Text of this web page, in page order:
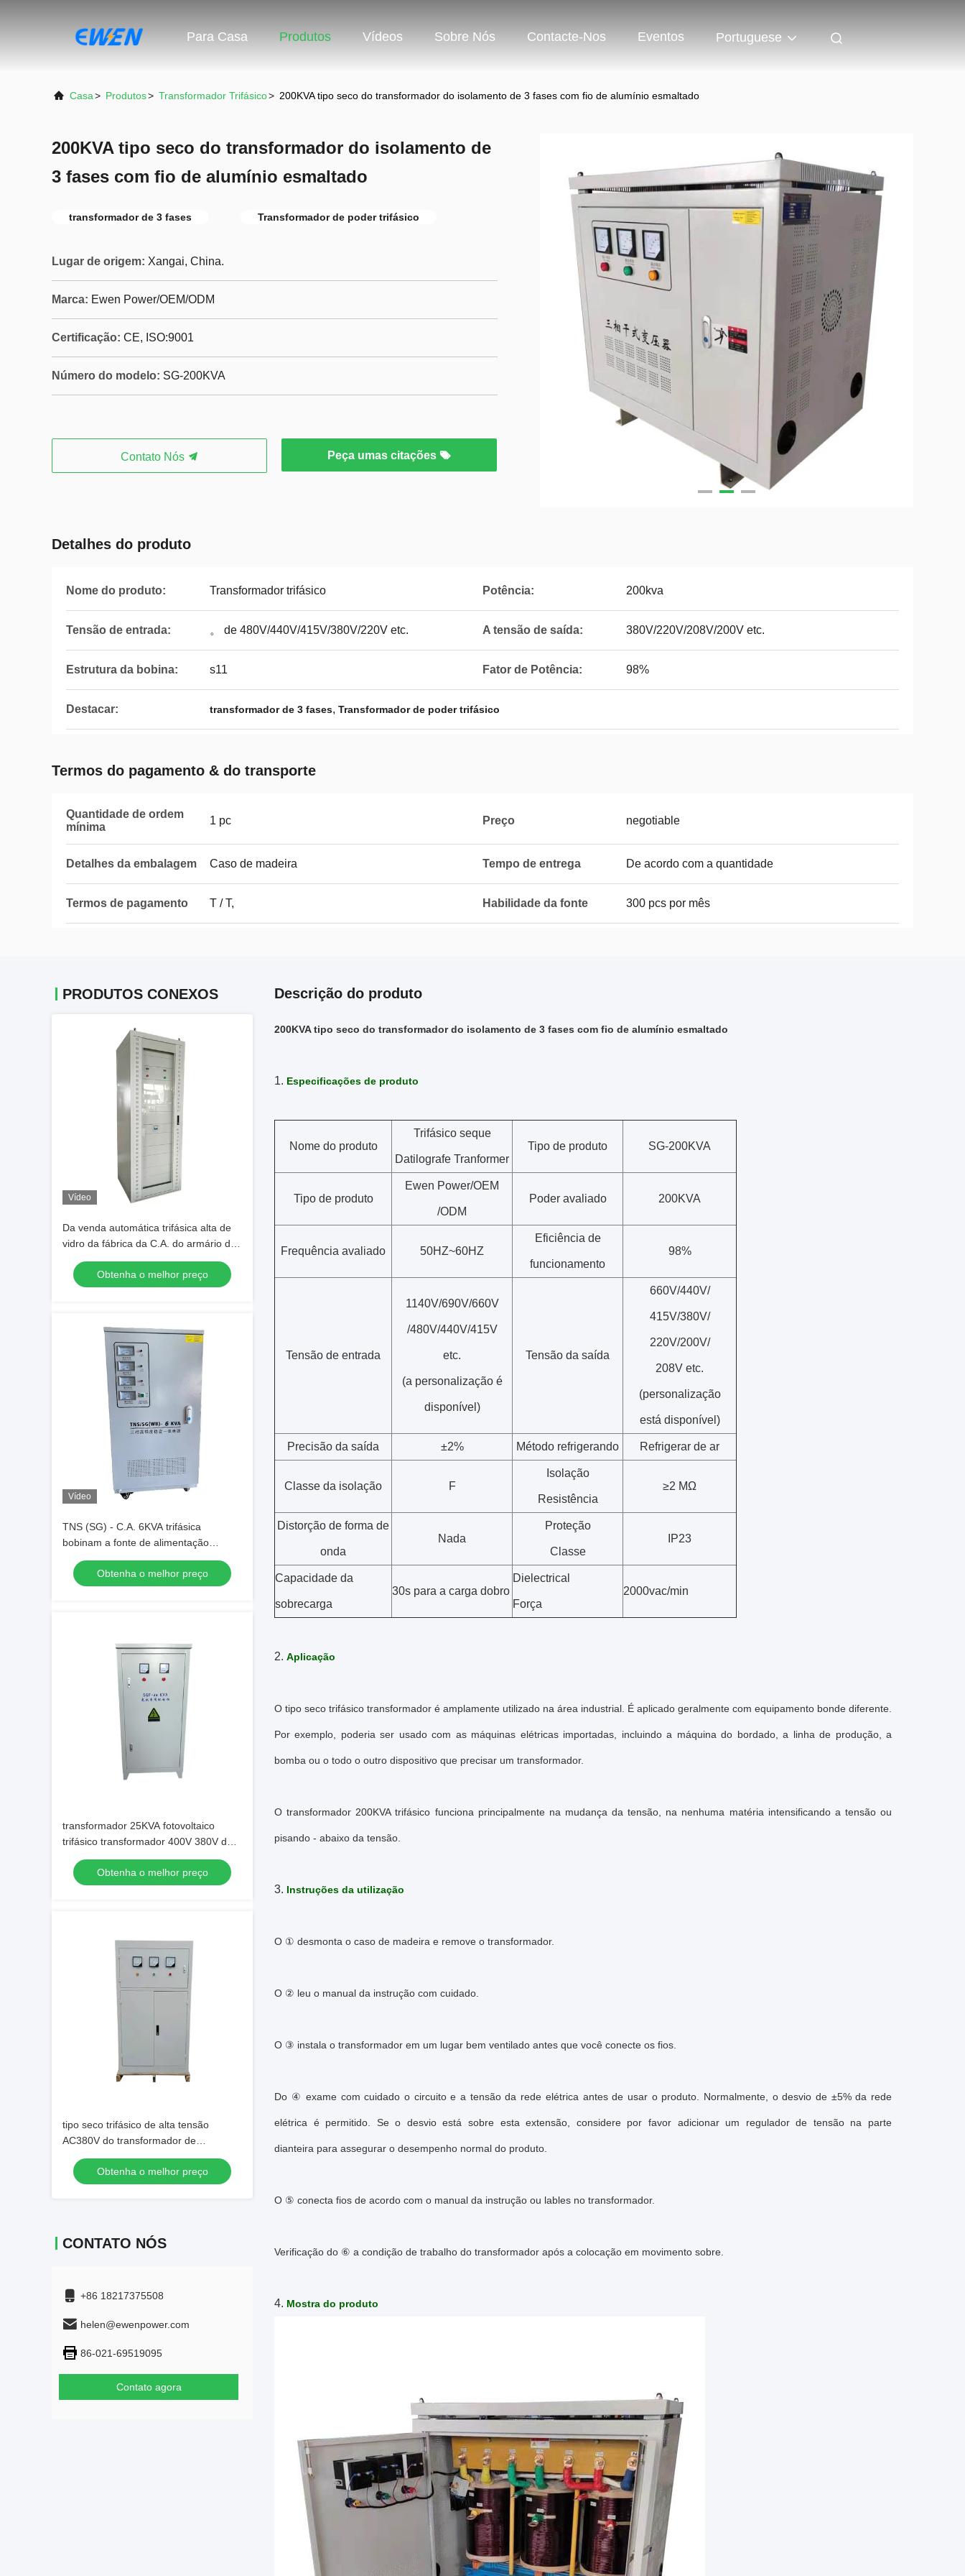
Para Casa Produtos Vídeos Sobre Nós Contacte-Nos Eventos Portuguese
Casa> Produtos> Transformador Trifásico> 200KVA tipo seco do transformador do isolamento de 3 fases com fio de alumínio esmaltado
200KVA tipo seco do transformador do isolamento de
3 fases com fio de alumínio esmaltado
transformador de 3 fases Transformador de poder trifásico
Lugar de origem: Xangai, China.
Marca: Ewen Power/OEM/ODM
Certificação: CE, ISO:9001
Número do modelo: SG-200KVA
Contato Nós Peça umas citações
Detalhes do produto
Nome do produto: Transformador trifásico Potência: 200kva
Tensão de entrada: 。 de 480V/440V/415V/380V/220V etc. A tensão de saída: 380V/220V/208V/200V etc.
Estrutura da bobina: s11 Fator de Potência: 98%
Destacar: transformador de 3 fases, Transformador de poder trifásico
Termos do pagamento & do transporte
Quantidade de ordem
mínima
1 pc Preço negotiable
Detalhes da embalagem Caso de madeira Tempo de entrega De acordo com a quantidade
Termos de pagamento T / T, Habilidade da fonte 300 pcs por mês
PRODUTOS CONEXOS
Vídeo
Da venda automática trifásica alta de
vidro da fábrica da C.A. do armário de
WB-40KVA transformador de
regulamento da tensão
Obtenha o melhor preço
Vídeo
TNS (SG) - C.A. 6KVA trifásica
bobinam a fonte de alimentação
automática de Ragulated
Obtenha o melhor preço
transformador 25KVA fotovoltaico
trifásico transformador 400V 380V do
isolamento de 3 fases
Obtenha o melhor preço
tipo seco trifásico de alta tensão
AC380V do transformador de
retificador 140KVA a DC275V
Obtenha o melhor preço
CONTATO NÓS
+86 18217375508
helen@ewenpower.com
86-021-69519095
Contato agora
Descrição do produto
200KVA tipo seco do transformador do isolamento de 3 fases com fio de alumínio esmaltado
1. Especificações de produto
Nome do produto
Trifásico seque
Datilografe Tranformer
Tipo de produto SG-200KVA
Tipo de produto
Ewen Power/OEM
/ODM
Poder avaliado 200KVA
Frequência avaliado 50HZ~60HZ
Eficiência de
funcionamento
98%
Tensão de entrada
1140V/690V/660V
/480V/440V/415V
etc.
(a personalização é
disponível)
Tensão da saída
660V/440V/
415V/380V/
220V/200V/
208V etc.
(personalização
está disponível)
Precisão da saída ±2% Método refrigerando Refrigerar de ar
Classe da isolação F
Isolação
Resistência
≥2 MΩ
Distorção de forma de
onda
Nada
Proteção
Classe
IP23
Capacidade da
sobrecarga
30s para a carga dobro
Dielectrical
Força
2000vac/min
2. Aplicação
O tipo seco trifásico transformador é amplamente utilizado na área industrial. É aplicado geralmente com equipamento bonde diferente.
Por exemplo, poderia ser usado com as máquinas elétricas importadas, incluindo a máquina do bordado, a linha de produção, a
bomba ou o todo o outro dispositivo que precisar um transformador.
O transformador 200KVA trifásico funciona principalmente na mudança da tensão, na nenhuma matéria intensificando a tensão ou
pisando - abaixo da tensão.
3. Instruções da utilização
O ① desmonta o caso de madeira e remove o transformador.
O ② leu o manual da instrução com cuidado.
O ③ instala o transformador em um lugar bem ventilado antes que você conecte os fios.
Do ④ exame com cuidado o circuito e a tensão da rede elétrica antes de usar o produto. Normalmente, o desvio de ±5% da rede
elétrica é permitido. Se o desvio está sobre esta extensão, considere por favor adicionar um regulador de tensão na parte
dianteira para assegurar o desempenho normal do produto.
O ⑤ conecta fios de acordo com o manual da instrução ou lables no transformador.
Verificação do ⑥ a condição de trabalho do transformador após a colocação em movimento sobre.
4. Mostra do produto